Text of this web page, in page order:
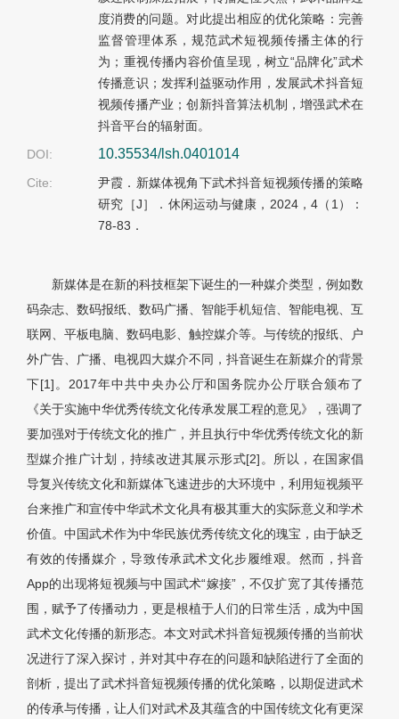
度消费的问题。对此提出相应的优化策略：完善
监督管理体系，规范武术短视频传播主体的行
为；重视传播内容价值呈现，树立“品牌化”武术
传播意识；发挥利益驱动作用，发展武术抖音短
视频传播产业；创新抖音算法机制，增强武术在
抖音平台的辐射面。
DOI:
10.35534/lsh.0401014
Cite:
尹霞．新媒体视角下武术抖音短视频传播的策略
研究［J］．休闲运动与健康，2024，4（1）：
78-83．
新媒体是在新的科技框架下诞生的一种媒介类型，例如数
码杂志、数码报纸、数码广播、智能手机短信、智能电视、互
联网、平板电脑、数码电影、触控媒介等。与传统的报纸、户
外广告、广播、电视四大媒介不同，抖音诞生在新媒介的背景
下[1]。2017年中共中央办公厅和国务院办公厅联合颁布了
《关于实施中华优秀传统文化传承发展工程的意见》，强调了
要加强对于传统文化的推广，并且执行中华优秀传统文化的新
型媒介推广计划，持续改进其展示形式[2]。所以，在国家倡
导复兴传统文化和新媒体飞速进步的大环境中，利用短视频平
台来推广和宣传中华武术文化具有极其重大的实际意义和学术
价值。中国武术作为中华民族优秀传统文化的瑰宝，由于缺乏
有效的传播媒介，导致传承武术文化步履维艰。然而，抖音
App的出现将短视频与中国武术“嫁接”，不仅扩宽了其传播范
围，赋予了传播动力，更是根植于人们的日常生活，成为中国
武术文化传播的新形态。本文对武术抖音短视频传播的当前状
况进行了深入探讨，并对其中存在的问题和缺陷进行了全面的
剖析，提出了武术抖音短视频传播的优化策略，以期促进武术
的传承与传播，让人们对武术及其蕴含的中国传统文化有更深